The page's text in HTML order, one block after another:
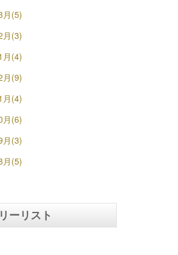
月(5)
月(3)
月(4)
月(9)
月(4)
月(6)
月(3)
月(5)
ーリスト